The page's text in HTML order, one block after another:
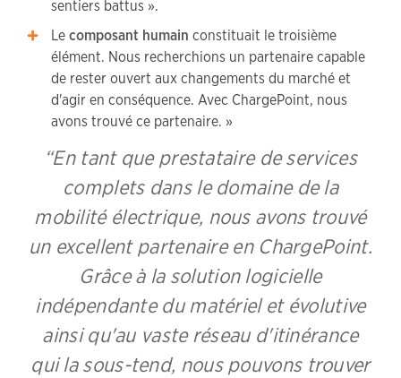
sentiers battus ».
Le composant humain constituait le troisième
élément. Nous recherchions un partenaire capable
de rester ouvert aux changements du marché et
d'agir en conséquence. Avec ChargePoint, nous
avons trouvé ce partenaire. »
“En tant que prestataire de services
complets dans le domaine de la
mobilité électrique, nous avons trouvé
un excellent partenaire en ChargePoint.
Grâce à la solution logicielle
indépendante du matériel et évolutive
ainsi qu'au vaste réseau d'itinérance
qui la sous-tend, nous pouvons trouver